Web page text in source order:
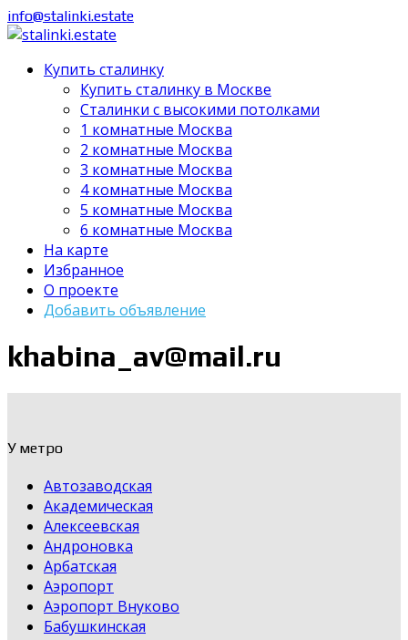
info@stalinki.estate
Купить сталинку
Купить сталинку в Москве
Cталинки с высокими потолками
1 комнатные Москва
2 комнатные Москва
3 комнатные Москва
4 комнатные Москва
5 комнатные Москва
6 комнатные Москва
На карте
Избранное
О проекте
Добавить объявление
khabina_av@mail.ru
У метро
Автозаводская
Академическая
Алексеевская
Андроновка
Арбатская
Аэропорт
Аэропорт Внуково
Бабушкинская